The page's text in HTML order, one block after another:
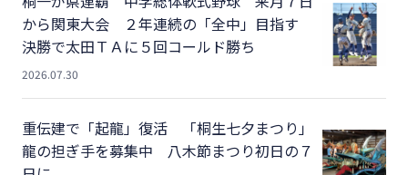
から関東大会 ２年連続の「全中」目指す
決勝で太田ＴＡに５回コールド勝ち
2026.07.30
重伝建で「起龍」復活 「桐生七夕まつり」
龍の担ぎ手を募集中 八木節まつり初日の７